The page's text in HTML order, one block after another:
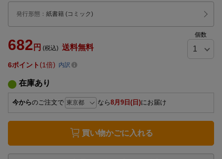
発行形態 ： 紙書籍 (コミック)
682 円 (税込) 送料無料
個数
6ポイント 1倍 内訳
在庫あり
今からのご注文で なら8月9日(日)にお届け
買い物かごに入れる